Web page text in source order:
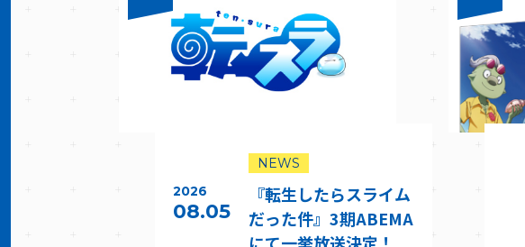
2026
08.05
NEWS
『転生したらスライム
だった件』3期ABEMA